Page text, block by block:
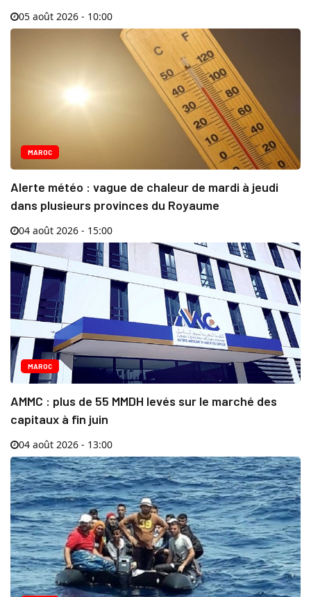
05 août 2026 - 10:00
MAROC
Alerte météo : vague de chaleur de mardi à jeudi
dans plusieurs provinces du Royaume
04 août 2026 - 15:00
MAROC
AMMC : plus de 55 MMDH levés sur le marché des
capitaux à fin juin
04 août 2026 - 13:00